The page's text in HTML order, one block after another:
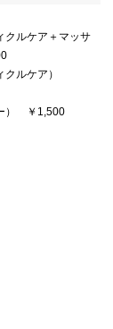
クルケア＋マッサ
クルケア）
） ￥1,500